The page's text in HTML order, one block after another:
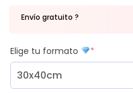
Envío gratuito ?
Elige tu formato *